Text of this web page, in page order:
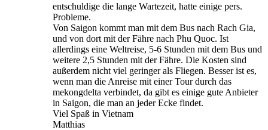
entschuldige die lange Wartezeit, hatte einige pers.
Probleme.
Von Saigon kommt man mit dem Bus nach Rach Gia,
und von dort mit der Fähre nach Phu Quoc. Ist
allerdings eine Weltreise, 5-6 Stunden mit dem Bus und
weitere 2,5 Stunden mit der Fähre. Die Kosten sind
außerdem nicht viel geringer als Fliegen. Besser ist es,
wenn man die Anreise mit einer Tour durch das
mekongdelta verbindet, da gibt es einige gute Anbieter
in Saigon, die man an jeder Ecke findet.
Viel Spaß in Vietnam
Matthias